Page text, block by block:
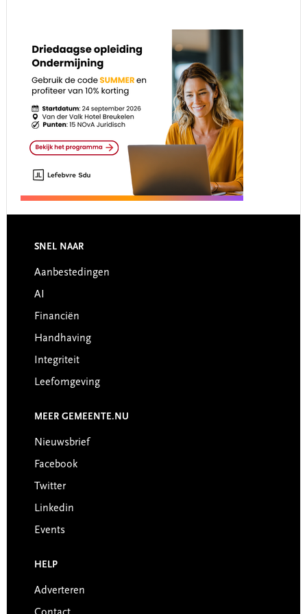
Footer
SNEL NAAR
Aanbestedingen
AI
Financiën
Handhaving
Integriteit
Leefomgeving
MEER GEMEENTE.NU
Nieuwsbrief
Facebook
Twitter
Linkedin
Events
HELP
Adverteren